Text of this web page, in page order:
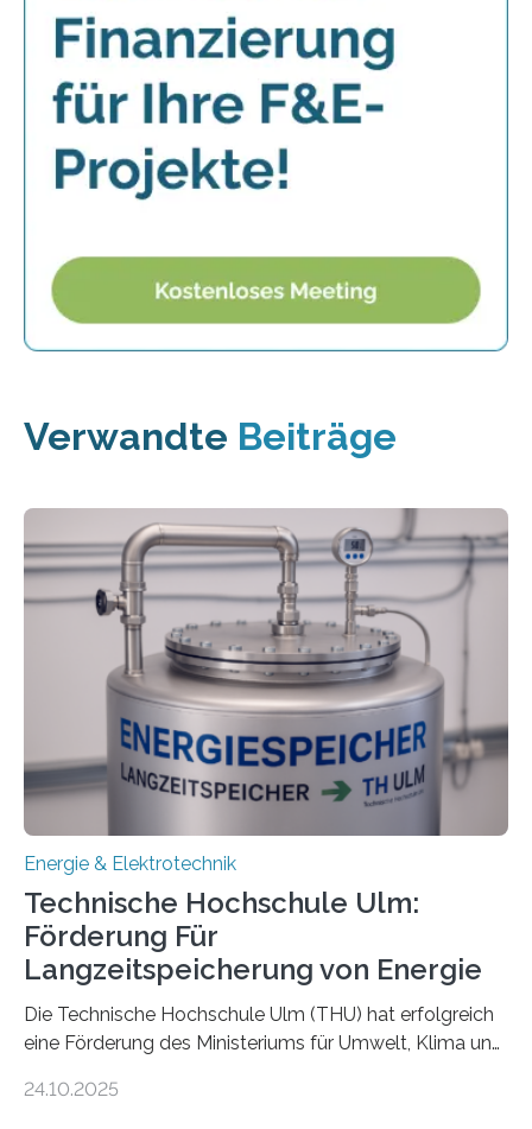
Verwandte Beiträge
Energie & Elektrotechnik
Technische Hochschule Ulm:
Förderung Für
Langzeitspeicherung von Energie
Die Technische Hochschule Ulm (THU) hat erfolgreich
eine Förderung des Ministeriums für Umwelt, Klima und
Forschungsprojekt „LAGER – Langzeitspeicherung in
24.10.2025